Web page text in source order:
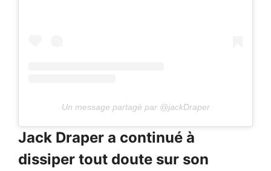
Un message partagé par @jackDraper
Jack Draper a continué à
dissiper tout doute sur son